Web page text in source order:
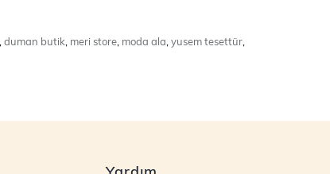
duman butik meri store, moda ala yusem tesettür,